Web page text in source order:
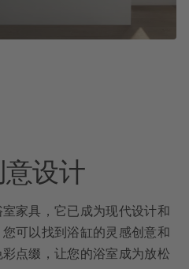
设计
家具，它已成为现代设计和
可以找到浴缸的灵感创意和
点缀，让您的浴室成为放松